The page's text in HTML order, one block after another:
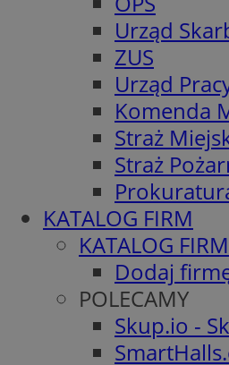
Urząd
ZUS
Urząd
Komenda
Straż
Straż
KATALOG FIRM
KATALOG FIRM
Dodaj
POLECAMY
Skup.io -